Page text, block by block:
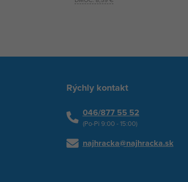
Rýchly kontakt
046/877 55 52
(Po-Pi 9:00 - 15:00)
najhracka@najhracka.sk